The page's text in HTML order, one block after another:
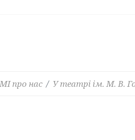
про нас У театрі ім. М. В.